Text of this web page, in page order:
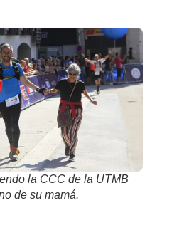
la CCC de la UTMB
de su mamá.